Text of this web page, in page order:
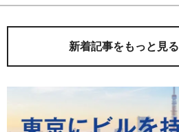
新着記事をもっと見る